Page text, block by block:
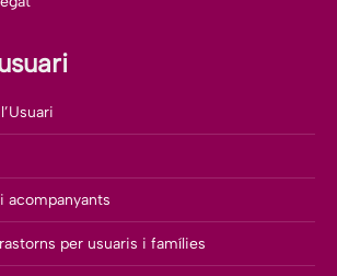
acompanyants
per usuaris i famílies